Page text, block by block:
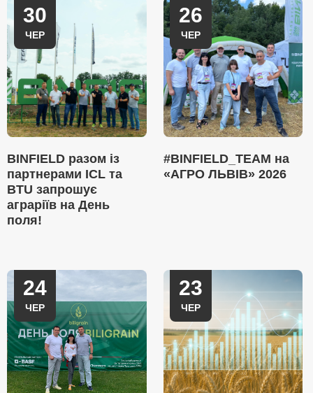
30
ЧЕР
BINFIELD разом із
партнерами ICL та
BTU запрошує
аграріїв на День
поля!
26
ЧЕР
#BINFIELD_TEAM на
«АГРО ЛЬВІВ» 2026
24
ЧЕР
23
ЧЕР